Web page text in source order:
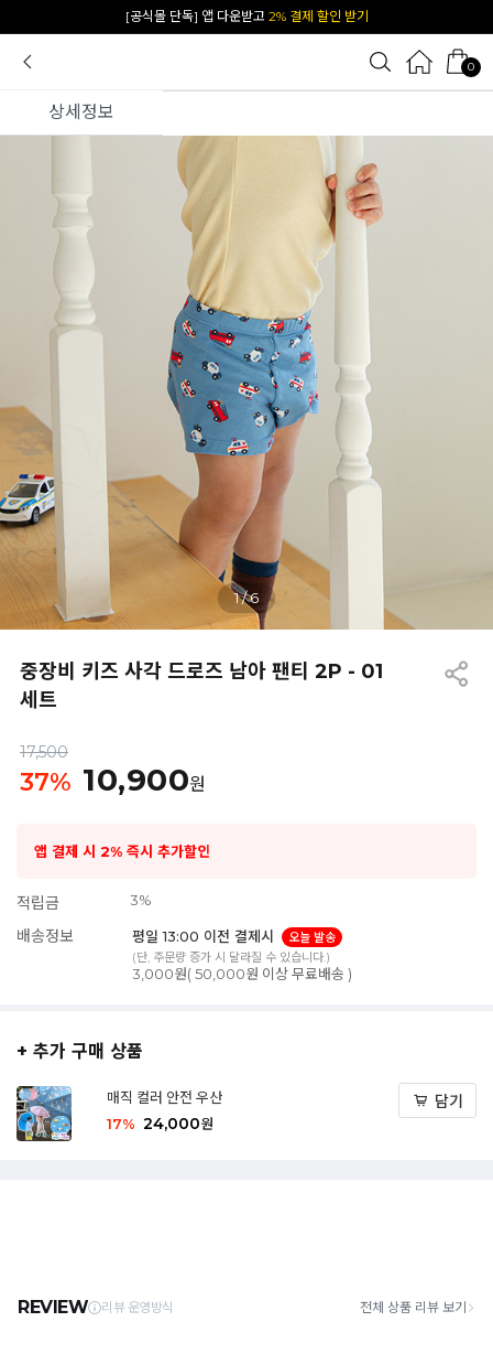
카카오 플친 추가하면1천원 즉시 할인 쿠폰
0
상세정보
1/6
중장비 키즈 사각 드로즈 남아 팬티 2P - 01
세트
17,500
37% 10,900원
앱 결제 시 2% 즉시 추가할인
적립금 3%
배송정보 평일 13:00 이전 결제시
오늘 발송
(단, 주문량 증가 시 달라질 수 있습니다.)
3,000원( 50,000원 이상 무료배송 )
+ 추가 구매 상품
매직 컬러 안전 우산
17% 24,000원
담기